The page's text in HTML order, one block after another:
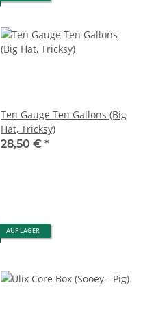
Ten Gauge Ten Gallons (Big
Hat, Tricksy)
28,50 € *
AUF LAGER